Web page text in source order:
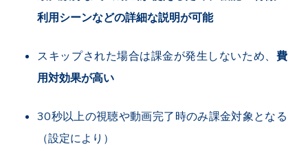
利用シーンなどの詳細な説明が可能
スキップされた場合は課金が発生しないため、 費
用対効果が高い
30秒以上の視聴や動画完了時のみ課金対象となる
（設定により）